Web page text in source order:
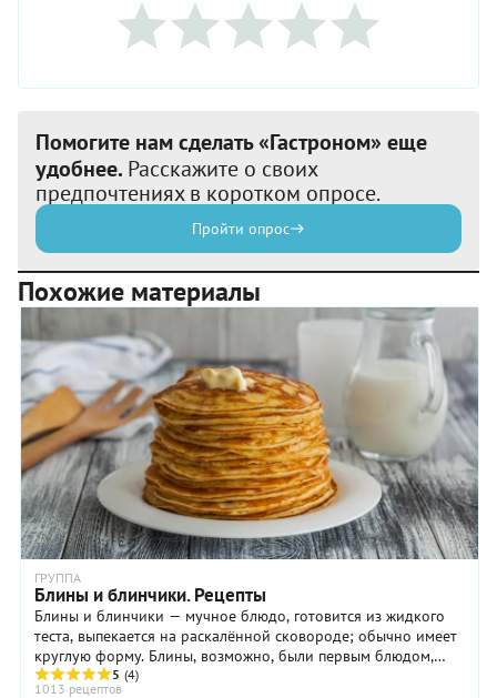
Помогите нам сделать «Гастроном» еще
удобнее. Расскажите о своих
предпочтениях в коротком опросе.
Пройти опрос
Похожие материалы
ГРУППА
Блины и блинчики. Рецепты
Блины и блинчики — мучное блюдо, готовится из жидкого
теста, выпекается на раскалённой сковороде; обычно имеет
круглую форму. Блины, возможно, были первым блюдом,
которое стали готовить из муки. ...
5 (4)
1013 рецептов